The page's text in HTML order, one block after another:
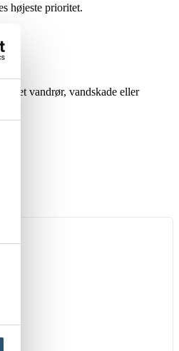
højeste prioritet.
vandrør, vandskade eller